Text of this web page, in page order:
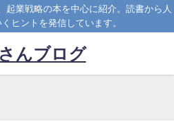
起業戦略の本を中心に紹介。読書から人
ヒントを発信しています。
んブログ